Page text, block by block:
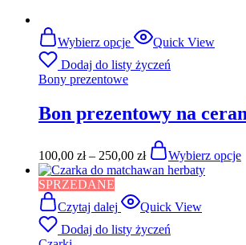
Wybierz opcje
Quick View
Dodaj do listy życzeń
Bony prezentowe
Bon prezentowy na
100,00 zł– 250,00 zł Wybierz opcje
SPRZEDANE
Czytaj dalej
Quick View
Dodaj do listy życzeń